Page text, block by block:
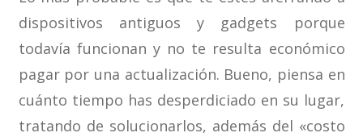
dispositivos antiguos y gadgets porque
todavía funcionan y no te resulta económico
pagar por una actualización. Bueno, piensa en
cuánto tiempo has desperdiciado en su lugar,
tratando de solucionarlos, además del «costo